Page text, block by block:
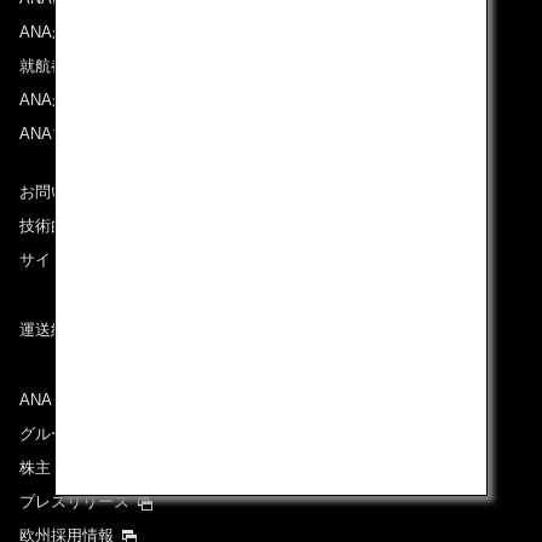
ANAからのお知らせ
就航都市
ANAがお約束する体験
ANAマイレージクラブ
お問い合わせ
技術的なお問い合わせ（推奨環境）
サイトマップ
運送約款
ANAグループについて
グループ企業一覧
株主・投資家情報
プレスリリース
欧州採用情報